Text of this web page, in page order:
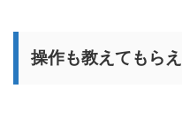
操作も教えてもら